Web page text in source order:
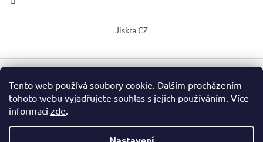
Tento web používá soubory cookie. Dalším procházením
tohoto webu vyjadřujete souhlas s jejich používáním. Více
informací zde.
Jiskra CZ
Vytvořil Shoptet
Upravit nastavení cookies